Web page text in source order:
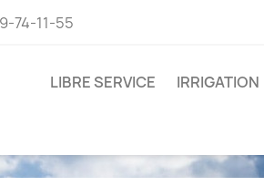
74-11-55
LIBRE SERVICE IRRIGATION